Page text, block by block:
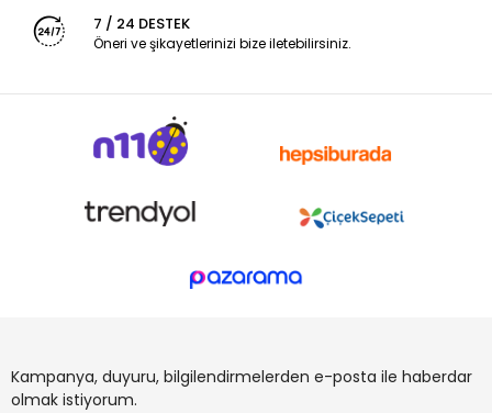
7 / 24 DESTEK
Öneri ve şikayetlerinizi bize iletebilirsiniz.
Kampanya, duyuru, bilgilendirmelerden e-posta ile haberdar
olmak istiyorum.